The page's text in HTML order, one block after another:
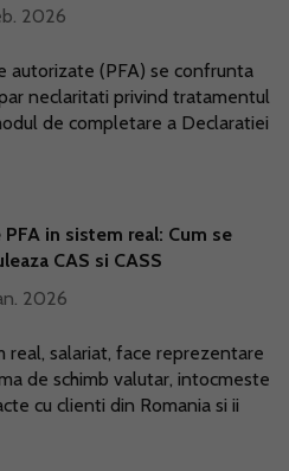
2026
autorizate (PFA) se confrunta
neclaritati privind tratamentul
de completare a Declaratiei
PFA in sistem real: Cum se
CAS si CASS
2026
real, salariat, face reprezentare
de schimb valutar, intocmeste
cu clienti din Romania si ii